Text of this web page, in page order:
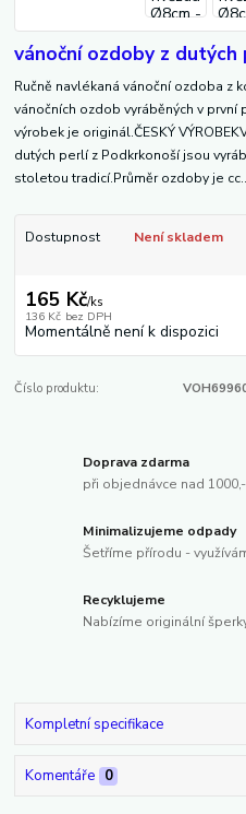
vánoční ozdoby z dutých
Ručně navlékaná vánoční ozdoba z
vánočních ozdob vyráběných v
výrobek je originál.ČESKÝ
dutých perlí z Podkrkonoší jsou
stoletou tradicí.Průměr ozdoby je
Dostupnost Není skladem
165 Kč/ks
136 Kč bez DPH
Momentálně není k dispozici
Číslo produktu:
Doprava zdarma
při objednávce nad
Minimalizujeme odpady
Šetříme přírodu -
Recyklujeme
Nabízíme originální
Kompletní specifikace
Komentáře 0